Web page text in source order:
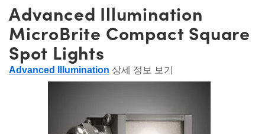
Optics
Expanders
and Breadboards
Objectives
Magnification Lenses
Objectives
and Advanced
Cameras
Cameras
Accessories
Level Test Targets
and Roughness Standards
Products
질
Imaging
Lenses
Lenses
Microscopy
Lenses
Advanced Illumination
MicroBrite Compact Square
Spot Lights
Advanced Illumination 상세 정보 보기